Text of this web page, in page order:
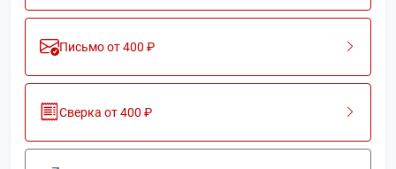
Письмо от 400 ₽
Сверка от 400 ₽